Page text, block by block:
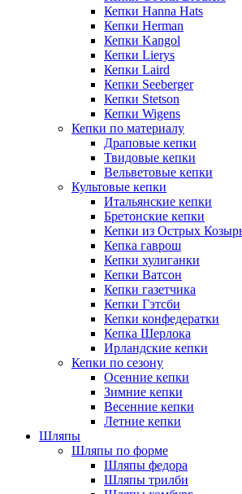
Кепки Hanna Hats
Кепки Herman
Кепки Kangol
Кепки Lierys
Кепки Laird
Кепки Seeberger
Кепки Stetson
Кепки Wigens
Кепки по материалу
Драповые кепки
Твидовые кепки
Вельветовые кепки
Культовые кепки
Итальянские кепки
Бретонские кепки
Кепки из Острых
Кепка гаврош
Кепки хулиганки
Кепки Ватсон
Кепки газетчика
Кепки Гэтсби
Кепки конфедератки
Кепка Шерлока
Ирландские кепки
Кепки по сезону
Осенние кепки
Зимние кепки
Весенние кепки
Летние кепки
Шляпы
Шляпы по форме
Шляпы федора
Шляпы трилби